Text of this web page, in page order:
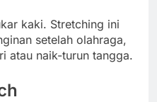
kaki. Stretching ini
setelah olahraga,
atau naik-turun tangga.